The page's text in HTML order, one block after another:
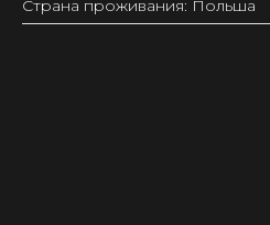
Страна проживания: Польша